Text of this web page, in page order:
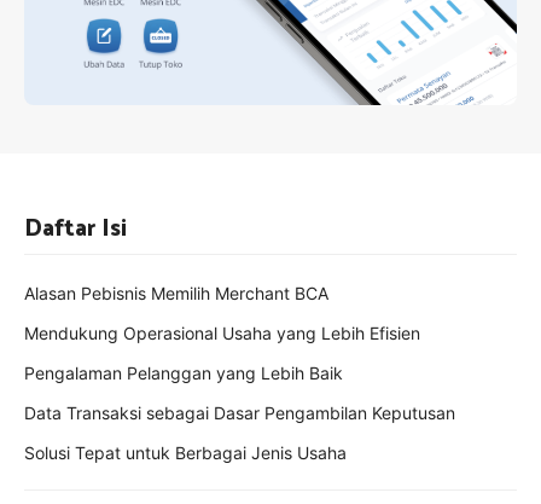
Daftar Isi
Alasan Pebisnis Memilih Merchant BCA
Mendukung Operasional Usaha yang Lebih Efisien
Pengalaman Pelanggan yang Lebih Baik
Data Transaksi sebagai Dasar Pengambilan Keputusan
Solusi Tepat untuk Berbagai Jenis Usaha